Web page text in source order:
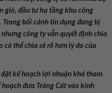
gió, đầu tư hạ tầng khu công
Trong bối cảnh tín dụng đang bị
công ty vẫn quyết định chia
thể chia sẻ rõ hơn lý do của
kế hoạch lợi nhuận khá tham
đưa Tràng Cát vào kinh